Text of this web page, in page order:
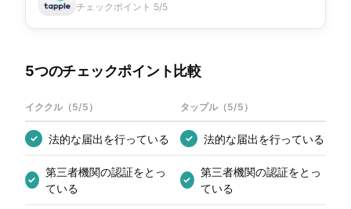
チェックポイント 5/5
5つのチェックポイント比較
イククル （5/5 ） タップル （5/5 ）
✓ 法的な届出を行っている ✓ 法的な届出を行っている
✓
第三者機関の認証をとっ
ている
✓
第三者機関の認証をとっ
ている